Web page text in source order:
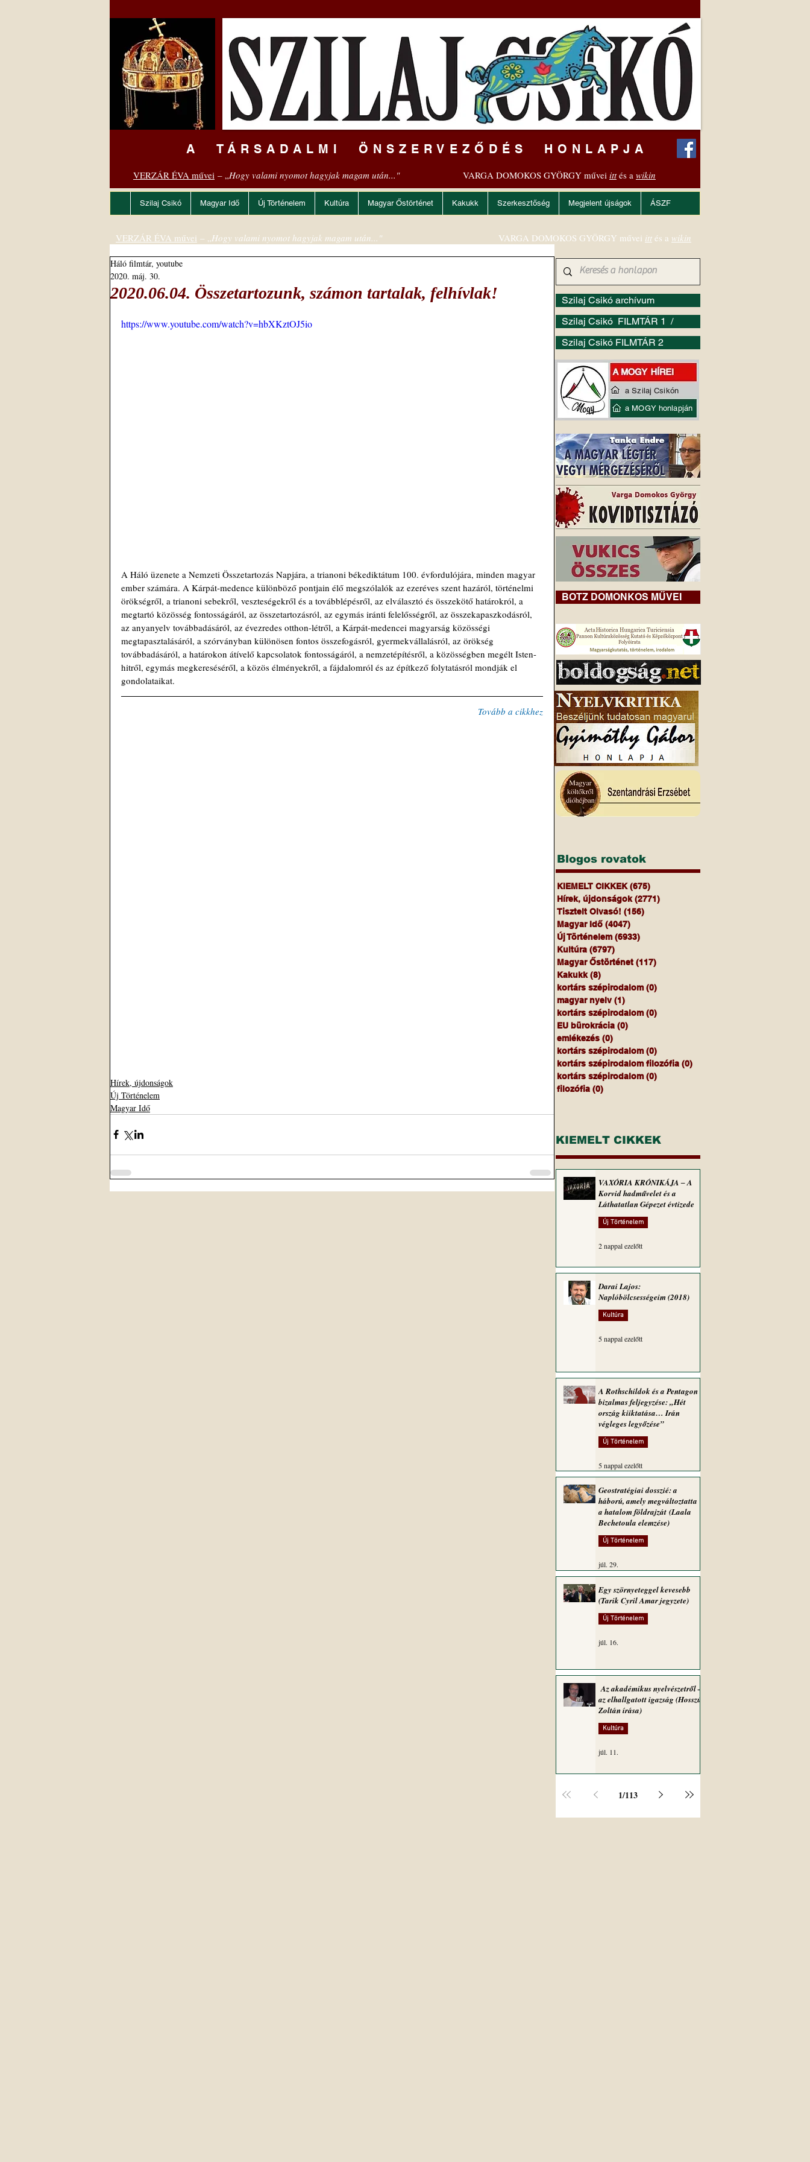
A TÁRSADALMI ÖNSZERVEZŐDÉS HONLAPJA
VERZÁR ÉVA művei – „Hogy valami nyomot hagyjak magam után..." VARGA DOMOKOS GYÖRGY művei ittés a wikin
Szilaj Csikó Magyar Idő Új Történelem Kultúra Magyar Őstörténet Kakukk Szerkesztőség Megjelent újságok ÁSZF
2020.06.04. Összetartozunk, számon tartalak, felhívlak!
Háló filmtár, youtube
2020. máj. 30.
https://www.youtube.com/watch?v=hbXKztOJ5io
A Háló üzenete a Nemzeti Összetartozás Napjára, a trianoni békediktátum 100. évfordulójára, minden magyar
ember számára. A Kárpát-medence különböző pontjain élő megszólalók az ezeréves szent hazáról, történelmi
örökségről, a trianoni sebekről, veszteségekről és a továbblépésről, az elválasztó és összekötő határokról, a
megtartó közösség fontosságáról, az összetartozásról, az egymás iránti felelősségről, az összekapaszkodásról,
az anyanyelv továbbadásáról, az évezredes otthon-létről, a Kárpát-medencei magyarság közösségi
megtapasztalásáról, a szórványban különösen fontos összefogásról, gyermekvállalásról, az örökség
továbbadásáról, a határokon átívelő kapcsolatok fontosságáról, a nemzetépítésről, a közösségben megélt Isten-
hitről, egymás megkereséséről, a közös élményekről, a fájdalomról és az építkező folytatásról mondják el
gondolataikat.
Tovább a cikkhez
Hírek, újdonságok
Új Történelem
Magyar Idő
Szilaj Csikó archívum
Szilaj Csikó FILMTÁR 1 /
Szilaj Csikó FILMTÁR 2
VERZÁR ÉVA művei – „Hogy valami nyomot hagyjak magam után..." VARGA DOMOKOS GYÖRGY művei itt és a wikin
BOTZ DOMONKOS MŰVEI
Blogos rovatok
KIEMELT CIKKEK (675)
Hírek, újdonságok (2771)
Tisztelt Olvasó! (156)
Magyar Idő (4047)
Új Történelem (6933)
Kultúra (6797)
Magyar Őstörténet (117)
Kakukk (8)
kortárs szépirodalom (0)
magyar nyelv (1)
kortárs szépirodalom (0)
EU bürokrácia (0)
emlékezés (0)
kortárs szépirodalom (0)
kortárs szépirodalom filozófia (0)
kortárs szépirodalom (0)
filozófia (0)
KIEMELT CIKKEK
VAXÓRIA KRÓNIKÁJA ‒ A
Korvid hadművelet és a
Láthatatlan Gépezet évtizede
Új Történelem
2 nappal ezelőtt
Darai Lajos:
Naplóbölcsességeim (2018)
Kultúra
5 nappal ezelőtt
A Rothschildok és a Pentagon
bizalmas feljegyzése: „Hét
ország kiiktatása… Irán
végleges legyőzése”
Új Történelem
5 nappal ezelőtt
Geostratégiai dosszié: a
háború, amely megváltoztatta
a hatalom földrajzát (Laala
Bechetoula elemzése)
Új Történelem
júl. 29.
Egy szörnyeteggel kevesebb
(Tarik Cyril Amar jegyzete)
Új Történelem
júl. 16.
Az akadémikus nyelvészetről –
az elhallgatott igazság (Hosszú
Zoltán írása)
Kultúra
júl. 11.
1/113
a Szilaj Csikón
a MOGY honlapján